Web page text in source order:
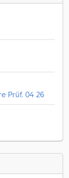
Prüf. 04 26